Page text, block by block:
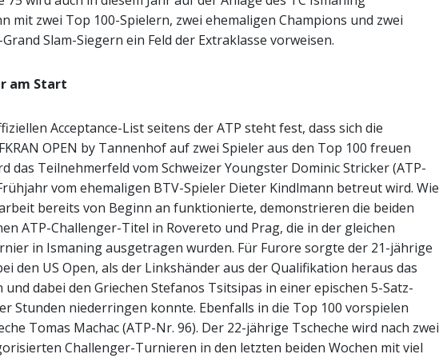
mit zwei Top 100-Spielern, zwei ehemaligen Champions und zwei
Slam-Siegern ein Feld der Extraklasse vorweisen.
am Start
Acceptance-List seitens der ATP steht fest, dass sich die
OPEN by Tannenhof auf zwei Spieler aus den Top 100 freuen
das Teilnehmerfeld vom Schweizer Youngster Dominic Stricker (ATP-
vom ehemaligen BTV-Spieler Dieter Kindlmann betreut wird. Wie
bereits von Beginn an funktionierte, demonstrieren die beiden
ATP-Challenger-Titel in Rovereto und Prag, die in der gleichen
in Ismaning ausgetragen wurden. Für Furore sorgte der 21-jährige
den US Open, als der Linkshänder aus der Qualifikation heraus das
dabei den Griechen Stefanos Tsitsipas in einer epischen 5-Satz-
Stunden niederringen konnte. Ebenfalls in die Top 100 vorspielen
Tomas Machac (ATP-Nr. 96). Der 22-jährige Tscheche wird nach zwei
Challenger-Turnieren in den letzten beiden Wochen mit viel